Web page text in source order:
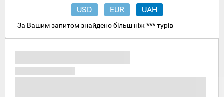
USD EUR UAH
За Вашим запитом знайдено більш ніж ***турів